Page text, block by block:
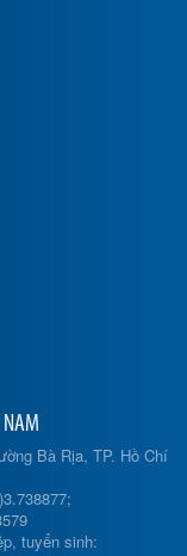
NAM
Bà Rịa, TP. Hồ Chí
tuyển sinh: